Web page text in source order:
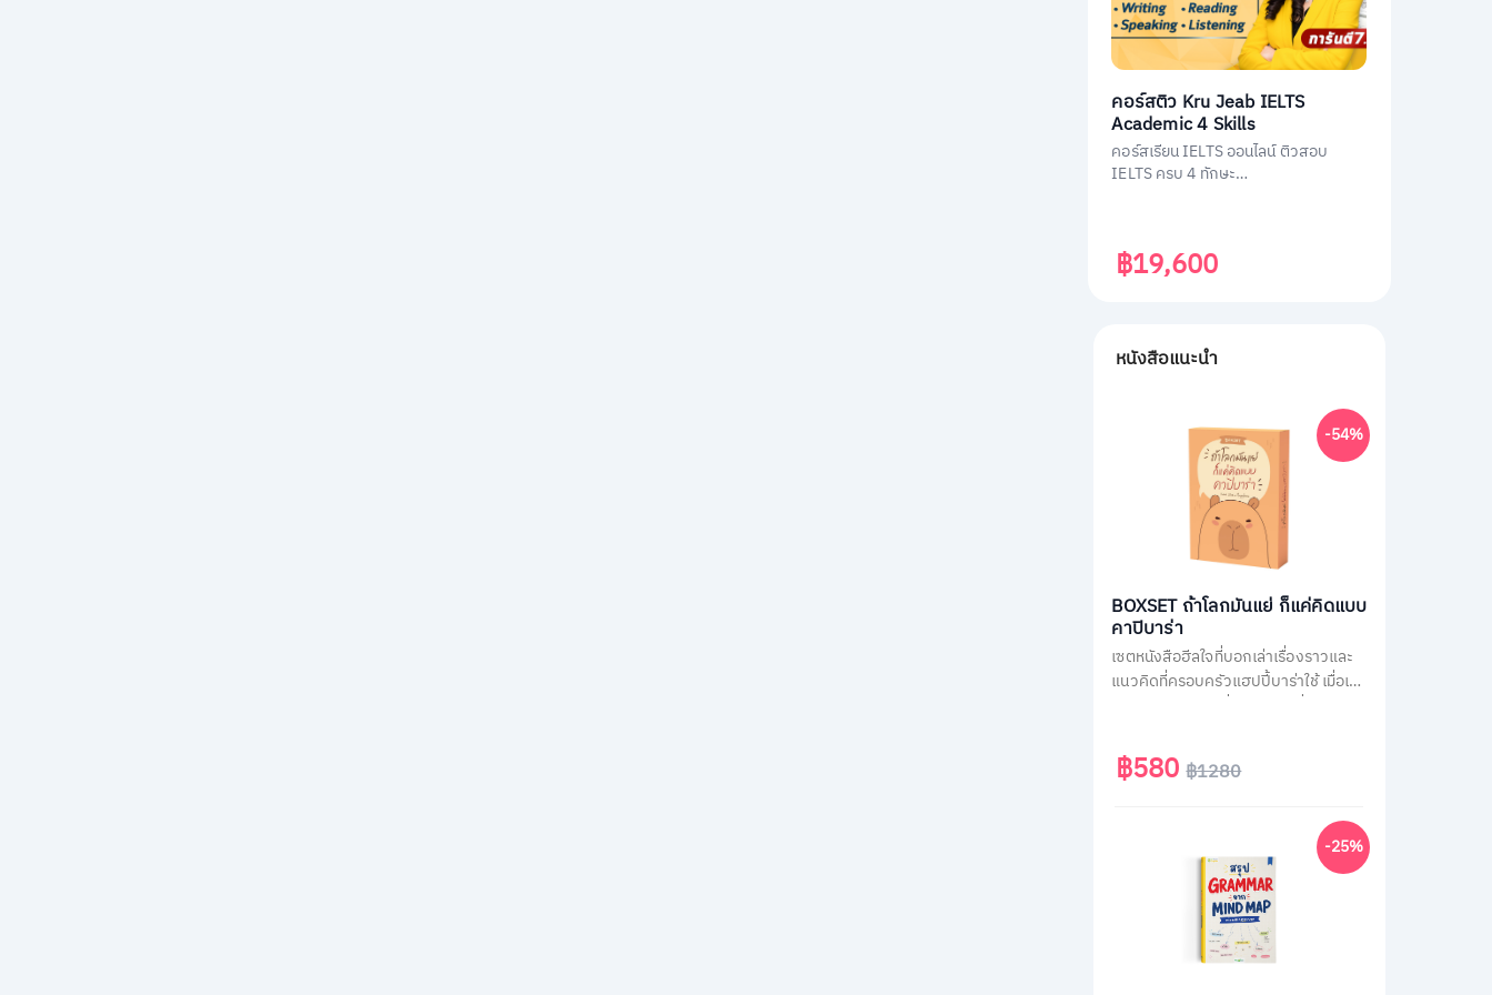
คอร์สติว Kru Jeab IELTS
Academic 4 Skills
คอร์สเรียน IELTS ออนไลน์ ติวสอบ
IELTS ครบ 4 ทักษะ
฿19,600
หนังสือแนะนำ
BOXSET ถ้าโลกมันแย่ ก็แค่คิดแบบ
คาปิบาร่า
เซตหนังสือฮีลใจที่บอกเล่าเรื่องราวและ
แนวคิดที่ครอบครัวแฮปปี้บาร่าใช้ เมื่อเจอ
เรื่องความรัก หรือเรื่องของสังคม รวม
กว่า 70 สถานการณ์ เพื่อเปลี่ยนมุมมอง
พร้อมของแถมสุดน่ารักแบบจัดเต็มทั้ง
สติกเกอร์ และที่คั่นคาปิบาร่า
-54%
฿580฿1280
-25%